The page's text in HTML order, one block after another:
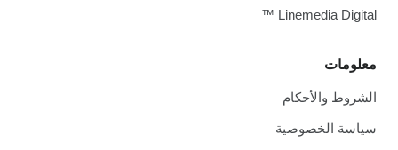
معلومات
الشروط والأحكام
سياسة الخصوصية
Linemedia Digital ™